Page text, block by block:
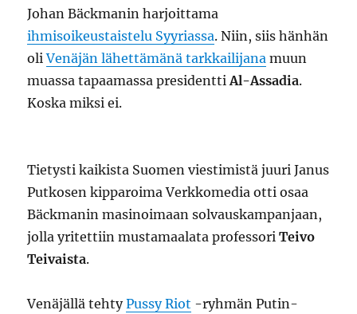
Johan Bäckmanin harjoittama
ihmisoikeustaistelu Syyriassa. Niin, siis hänhän
oliVenäjän lähettämänä tarkkailijana muun
muassa tapaamassa presidenttiAl-Assadia.
Koska miksi ei.
Tietysti kaikista Suomen viestimistä juuri Janus
Putkosen kipparoima Verkkomedia otti osaa
Bäckmanin masinoimaan solvauskampanjaan,
jolla yritettiin mustamaalata professoriTeivo
Teivaista.
Venäjällä tehtyPussy Riot -ryhmän Putin-